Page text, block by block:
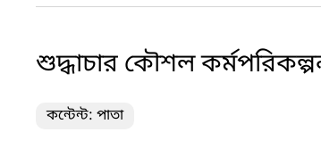
শুদ্ধাচার কৌশল
কন্টেন্ট: পাতা